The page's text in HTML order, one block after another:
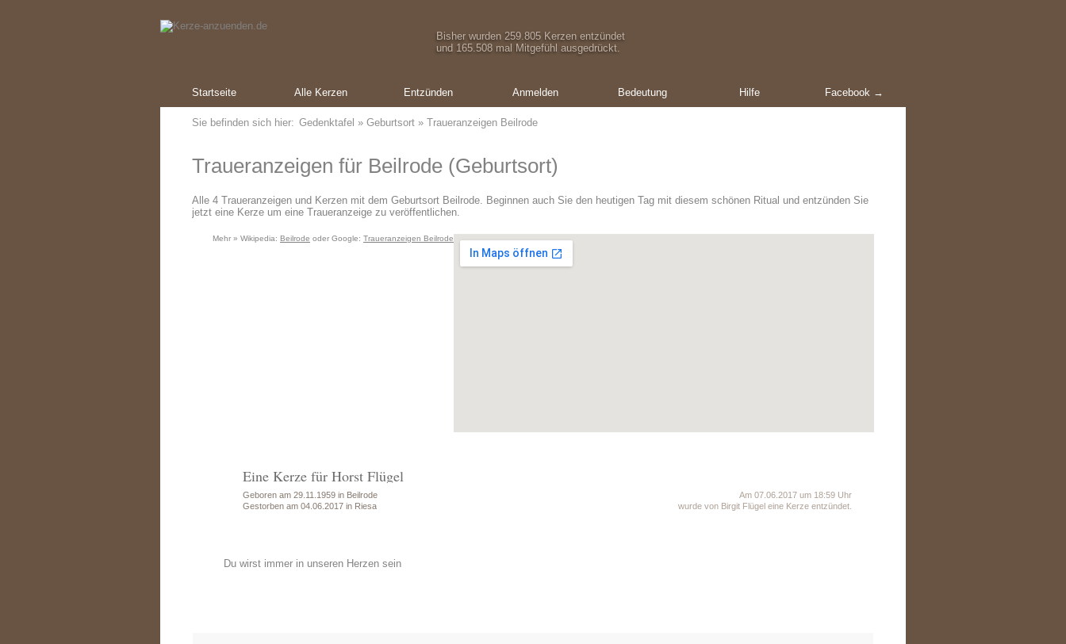
Bisher wurden 259.805 Kerzen entzündet
und 165.508 mal Mitgefühl ausgedrückt.
Startseite Alle Kerzen Entzünden Anmelden Bedeutung Hilfe Facebook →
Sie befinden sich hier: Gedenktafel » Geburtsort » Traueranzeigen Beilrode
Traueranzeigen für Beilrode (Geburtsort)
Alle 4 Traueranzeigen und Kerzen mit dem Geburtsort Beilrode. Beginnen auch Sie den heutigen Tag mit diesem schönen Ritual und entzünden Sie
jetzt eine Kerze um eine Traueranzeige zu veröffentlichen.
Mehr » Wikipedia: Beilrode oder Google: Traueranzeigen Beilrode
Eine Kerze für Horst Flügel
Geboren am 29.11.1959 in Beilrode
Gestorben am 04.06.2017 in Riesa
Am 07.06.2017 um 18:59 Uhr
wurde von Birgit Flügel eine Kerze entzündet.
Du wirst immer in unseren Herzen sein